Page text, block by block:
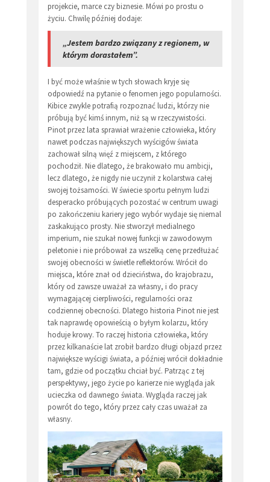
projekcie, marce czy biznesie. Mówi po prostu o
życiu. Chwilę później dodaje:
„Jestem bardzo związany z regionem, w
którym dorastałem”.
I być może właśnie w tych słowach kryje się
odpowiedź na pytanie o fenomen jego popularności.
Kibice zwykle potrafią rozpoznać ludzi, którzy nie
próbują być kimś innym, niż są w rzeczywistości.
Pinot przez lata sprawiał wrażenie człowieka, który
nawet podczas największych wyścigów świata
zachował silną więź z miejscem, z którego
pochodził. Nie dlatego, że brakowało mu ambicji,
lecz dlatego, że nigdy nie uczynił z kolarstwa całej
swojej tożsamości. W świecie sportu pełnym ludzi
desperacko próbujących pozostać w centrum uwagi
po zakończeniu kariery jego wybór wydaje się niemal
zaskakująco prosty. Nie stworzył medialnego
imperium, nie szukał nowej funkcji w zawodowym
peletonie i nie próbował za wszelką cenę przedłużać
swojej obecności w świetle reflektorów. Wrócił do
miejsca, które znał od dzieciństwa, do krajobrazu,
który od zawsze uważał za własny, i do pracy
wymagającej cierpliwości, regularności oraz
codziennej obecności. Dlatego historia Pinot nie jest
tak naprawdę opowieścią o byłym kolarzu, który
hoduje krowy. To raczej historia człowieka, który
przez kilkanaście lat zrobił bardzo długi objazd przez
największe wyścigi świata, a później wrócił dokładnie
tam, gdzie od początku chciał być. Patrząc z tej
perspektywy, jego życie po karierze nie wygląda jak
ucieczka od dawnego świata. Wygląda raczej jak
powrót do tego, który przez cały czas uważał za
własny.